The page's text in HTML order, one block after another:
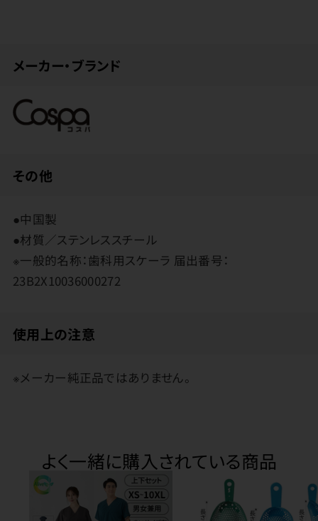
メーカー・ブランド
その他
●中国製
●材質／ステンレススチール
※一般的名称：歯科用スケーラ 届出番号：
23B2X10036000272
使用上の注意
※メーカー純正品ではありません。
よく一緒に購入されている商品